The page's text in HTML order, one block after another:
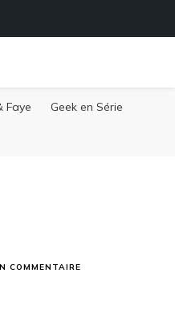
Faye
Geek en Série
COMMENTAIRE